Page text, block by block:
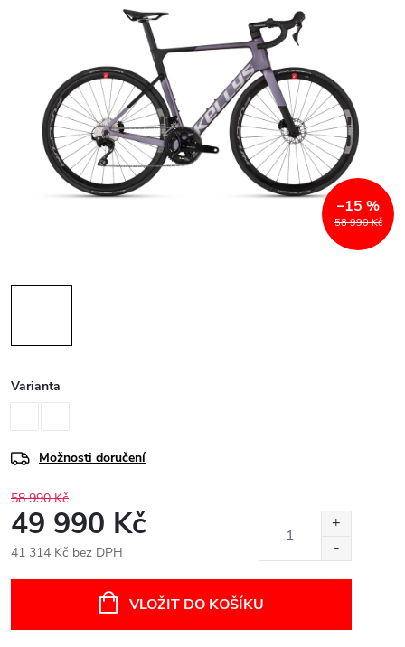
58 990 Kč
–15 %
Varianta
Možnosti doručení
58 990 Kč
49 990 Kč
41 314 Kč bez DPH
VLOŽIT DO KOŠÍKU